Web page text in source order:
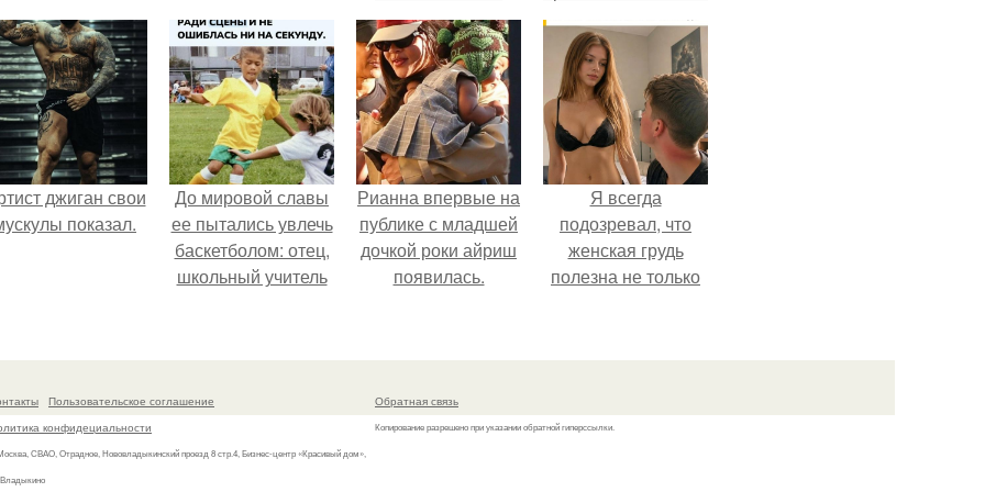
Petal.
образу, с которым
кайли
ассоциировалась
последние годы.
джиган свои
показал.
До мировой славы
ее пытались увлечь
баскетболом: отец,
школьный учитель
игры, записал дочь
Рианна впервые на
публике с младшей
дочкой роки айриш
появилась.
Я всегда
подозревал, что
женская грудь
полезна не только
нейробиологи
объяснение.
Пользовательское соглашение
конфидециальности
СВАО, Отрадное, Нововладыкинский проезд 8 стр.4, Бизнес-центр «Красивый дом»,
Обратная связь
Копирование разрешено при указании обратной гиперссылки.